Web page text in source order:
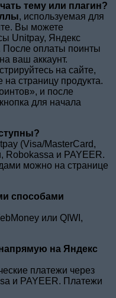
тему или плагин?
, используемая для
Вы можете
Unitpay, Яндекс
После оплаты поинты
ваш аккаунт.
на сайте,
страницу продукта.
и после
для начала
(Visa/MasterCard,
Robokassa и PAYEER.
можно на странице
способами
или QIWI,
на Яндекс
платежи через
и PAYEER. Платежи